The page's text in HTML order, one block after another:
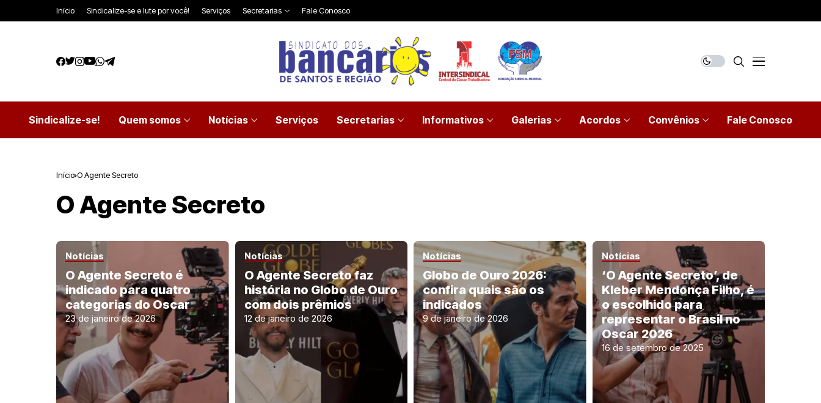
Início Sindicalize-se e lute por você! Serviços Secretarias Fale Conosco
Sindicalize-se! Quem somos Notícias Serviços Secretarias Informativos Galerias Acordos Convênios Fale Conosco
Início O Agente Secreto
O Agente Secreto
Notícias
O Agente Secreto é
indicado para quatro
categorias do Oscar
23 de janeiro de 2026
Notícias
O Agente Secreto faz
história no Globo de Ouro
com dois prêmios
12 de janeiro de 2026
Notícias
Globo de Ouro 2026:
confira quais são os
indicados
9 de janeiro de 2026
Notícias
‘O Agente Secreto’, de
Kleber Mendonça Filho, é
o escolhido para
representar o Brasil no
Oscar 2026
16 de setembro de 2025